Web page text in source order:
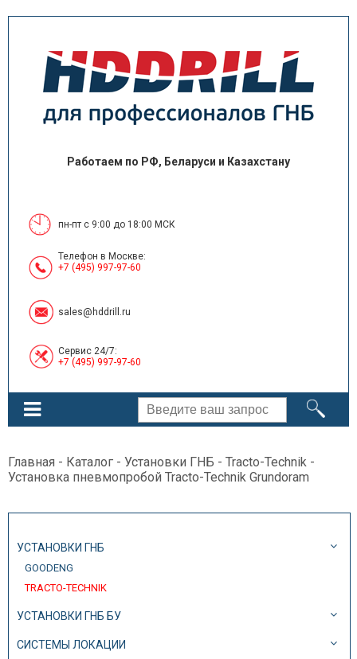
Работаем по РФ, Беларуси и Казахстану
пн-пт с 9:00 до 18:00 МСК
Телефон в Москве:
+7 (495) 997-97-60
sales@hddrill.ru
Сервис 24/7:
+7 (495) 997-97-60
Главная - Каталог - Установки ГНБ - Tracto-Technik -
Установка пневмопробой Tracto-Technik Grundoram
УСТАНОВКИ ГНБ
GOODENG
TRACTO-TECHNIK
УСТАНОВКИ ГНБ БУ
СИСТЕМЫ ЛОКАЦИИ